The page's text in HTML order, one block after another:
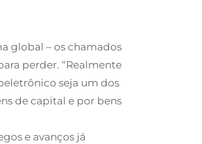
global – os chamados
perder. “Realmente
seja um dos
de capital e por bens
e avanços já